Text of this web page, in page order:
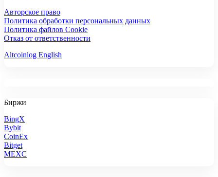
Авторское право
Политика обработки персональных данных
Политика файлов Cookie
Отказ от ответственности
Altcoinlog English
Биржи
BingX
Bybit
CoinEx
Bitget
MEXC